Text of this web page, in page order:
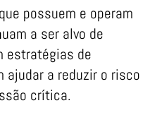
possuem e operam
a ser alvo de
estratégias de
ajudar a reduzir o risco
crítica.